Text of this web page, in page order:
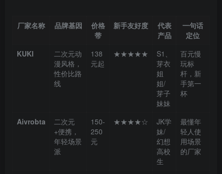
厂家名称 品牌基因
价格
带
新手友好度
代表
产品
一句话
定位
KUKI
二次元动
漫风格，
性价比路
线
138
元起
★★★★★
S1、
芽衣
姐
姐/
芽子
妹妹
百元慢
玩标
杆，新
手第一
杯
Aivrobta
二次元
+便携，
年轻场景
派
150-
250
元
★★★★☆
JK学
妹/
幻想
高校
生
最懂年
轻人使
用场景
的厂家